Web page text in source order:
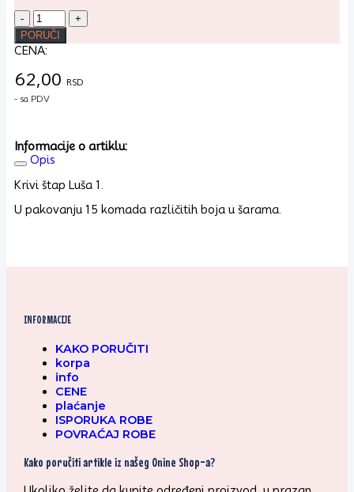
Krivi
štap
Lusa
1
PORUČI
CENA:
62,00 RSD
- sa PDV
Informacije o artiklu:
Opis
Krivi štap Luša 1.
U pakovanju 15 komada različitih boja u šarama.
INFORMACIJE
KAKO PORUČITI
korpa
info
CENE
plaćanje
ISPORUKA ROBE
POVRAĆAJ ROBE
Kako poručiti artikle iz našeg Onine Shop-a?